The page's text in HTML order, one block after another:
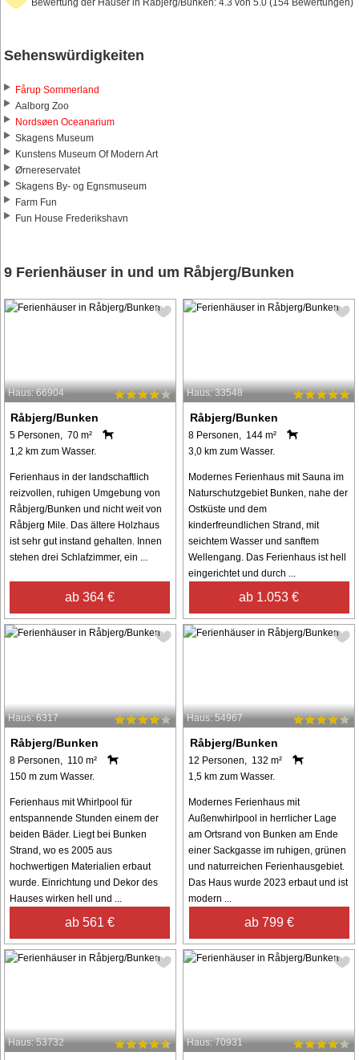
Bewertung der Häuser in Råbjerg/Bunken: 4.3 von 5.0 (154 Bewertungen)
Sehenswürdigkeiten
Fårup Sommerland
Aalborg Zoo
Nordsøen Oceanarium
Skagens Museum
Kunstens Museum Of Modern Art
Ørnereservatet
Skagens By- og Egnsmuseum
Farm Fun
Fun House Frederikshavn
9 Ferienhäuser in und um Råbjerg/Bunken
Haus: 66904
Råbjerg/Bunken
5 Personen, 70 m²
1,2 km zum Wasser.
Ferienhaus in der landschaftlich
reizvollen, ruhigen Umgebung von
Råbjerg/Bunken und nicht weit von
Råbjerg Mile. Das ältere Holzhaus
ist sehr gut instand gehalten. Innen
stehen drei Schlafzimmer, ein ...
ab 364 €
Haus: 33548
Råbjerg/Bunken
8 Personen, 144 m²
3,0 km zum Wasser.
Modernes Ferienhaus mit Sauna im
Naturschutzgebiet Bunken, nahe der
Ostküste und dem
kinderfreundlichen Strand, mit
seichtem Wasser und sanftem
Wellengang. Das Ferienhaus ist hell
eingerichtet und durch ...
ab 1.053 €
Haus: 6317
Råbjerg/Bunken
8 Personen, 110 m²
150 m zum Wasser.
Ferienhaus mit Whirlpool für
entspannende Stunden einem der
beiden Bäder. Liegt bei Bunken
Strand, wo es 2005 aus
hochwertigen Materialien erbaut
wurde. Einrichtung und Dekor des
Hauses wirken hell und ...
ab 561 €
Haus: 54967
Råbjerg/Bunken
12 Personen, 132 m²
1,5 km zum Wasser.
Modernes Ferienhaus mit
Außenwhirlpool in herrlicher Lage
am Ortsrand von Bunken am Ende
einer Sackgasse im ruhigen, grünen
und naturreichen Ferienhausgebiet.
Das Haus wurde 2023 erbaut und ist
modern ...
ab 799 €
Haus: 53732 Haus: 70931